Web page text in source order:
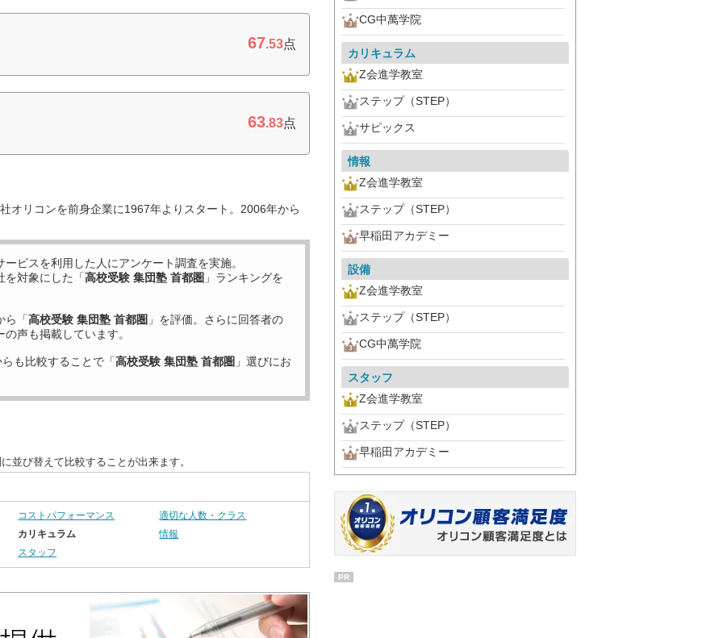
67.53点
63.83点
オリコンを前身企業に1967年よりスタート。2006年から
ービスを利用した 人にアンケート調査を実施。
を対象にした「高校受験 集団塾 首都圏 」ランキングを
ら「高校受験 集団塾 首都圏 」を評価。さらに回答者の
声も掲載しています。
も比較することで「高校受験 集団塾 首都圏 」選びにお
並び替えて比較することが出来ます。
コストパフォーマンス
適切な人数・クラス
カリキュラム
情報
スタッフ
CG中萬学院
カリキュラム
Z会進学教室
ステップ（STEP）
サピックス
情報
Z会進学教室
ステップ（STEP）
早稲田アカデミー
設備
Z会進学教室
ステップ（STEP）
CG中萬学院
スタッフ
Z会進学教室
ステップ（STEP）
早稲田アカデミー
PR